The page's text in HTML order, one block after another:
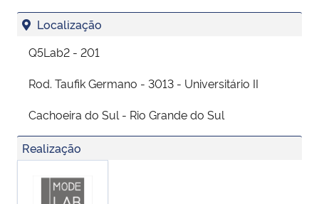
Localização
Q5Lab2 - 201
Rod. Taufik Germano - 3013 - Universitário II
Cachoeira do Sul - Rio Grande do Sul
Realização